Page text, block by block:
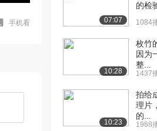
手机看
[7] 模块五 三、卫生技术
估信息检索
[8] 模块六 四、卫生技术
安全性、有效...
[9] 模块七 十、卫生技术评
估国际经验（...
1375播放
07:07
的检
1084
10:28
枚竹
因为
整...
1437
10:23
拍给
理片
的...
1968